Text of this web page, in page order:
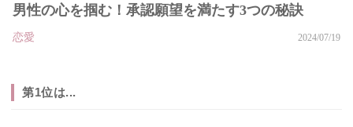
男性の心を掴む！承認願望を満たす3つの秘訣
恋愛 2024/07/19
第1位は...